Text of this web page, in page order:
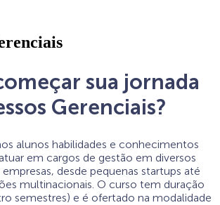
sua jornada
Gerenciais?
alunos habilidades e conhecimentos
em cargos de gestão em diversos
desde pequenas startups até
multinacionais. O curso tem duração
semestres) e é ofertado na modalidade